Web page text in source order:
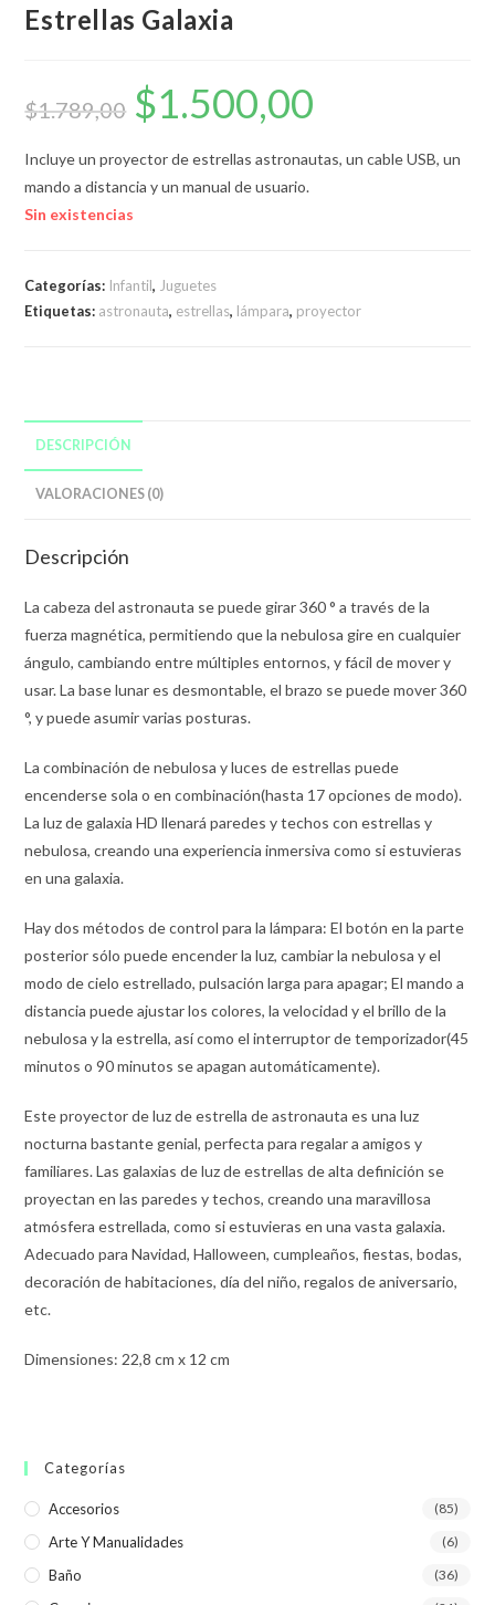
Estrellas Galaxia
$1.789,00
El
precio
original
$1.789,00.
$1.500,00
$1.500,00.
Incluye un proyector de estrellas astronautas, un cable USB, un
mando a distancia y un manual de usuario.
Sin existencias
Categorías: Infantil, Juguetes
Etiquetas: astronauta, estrellas, lámpara, proyector
DESCRIPCIÓN
VALORACIONES (0)
Descripción
La cabeza del astronauta se puede girar 360 ° a través de la
fuerza magnética, permitiendo que la nebulosa gire en cualquier
ángulo, cambiando entre múltiples entornos, y fácil de mover y
usar. La base lunar es desmontable, el brazo se puede mover 360
°, y puede asumir varias posturas.
La combinación de nebulosa y luces de estrellas puede
encenderse sola o en combinación(hasta 17 opciones de modo).
La luz de galaxia HD llenará paredes y techos con estrellas y
nebulosa, creando una experiencia inmersiva como si estuvieras
en una galaxia.
Hay dos métodos de control para la lámpara: El botón en la parte
posterior sólo puede encender la luz, cambiar la nebulosa y el
modo de cielo estrellado, pulsación larga para apagar; El mando a
distancia puede ajustar los colores, la velocidad y el brillo de la
nebulosa y la estrella, así como el interruptor de temporizador(45
minutos o 90 minutos se apagan automáticamente).
Este proyector de luz de estrella de astronauta es una luz
nocturna bastante genial, perfecta para regalar a amigos y
familiares. Las galaxias de luz de estrellas de alta definición se
proyectan en las paredes y techos, creando una maravillosa
atmósfera estrellada, como si estuvieras en una vasta galaxia.
Adecuado para Navidad, Halloween, cumpleaños, fiestas, bodas,
decoración de habitaciones, día del niño, regalos de aniversario,
etc.
Dimensiones: 22,8 cm x 12 cm
Categorías
Accesorios (85)
Arte Y Manualidades (6)
Baño (36)